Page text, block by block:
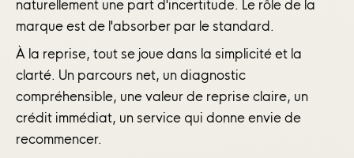
naturellement une part d'incertitude. Le rôle de la
marque est de l'absorber par le standard.
À la reprise, tout se joue dans la simplicité et la
clarté. Un parcours net, un diagnostic
compréhensible, une valeur de reprise claire, un
crédit immédiat, un service qui donne envie de
recommencer.